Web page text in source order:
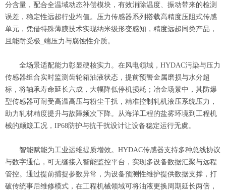
分含量，配合全温域动态补偿模块，有效消除温度、振动带来的检测
误差，稳定性远超行业均值。压力传感器系列搭载高精度压阻式传感
单元，凭借特殊薄膜技术实现纳米级形变感知，精度远超同类产品，
且能耐受极_端压力与腐蚀性介质。
全场景适配能力彰显硬核实力。在风电领域，HYDAC污染与压力
传感器组合实时监测齿轮箱油液状态，提前预警金属磨损与水分超
标，将轴承寿命延长六成，大幅降低停机损耗；冶金场景中，其防爆
型传感器可耐受高温高压与粉尘干扰，精准控制轧机液压系统压力，
助力轧材精度提升与故障频次下降。从海洋工程的盐雾环境到工程机
械的颠簸工况，IP68防护与抗干扰设计让设备稳定运行无虞。
智能赋能为工业运维提质增效。HYDAC传感器支持多种总线协议
与数字通信，可无缝接入智能监控平台，实现多设备数据汇聚与远程
管控。通过提前捕捉参数异常，为设备预测性维护提供数据支撑，打
破传统事后维修模式，在工程机械领域可将油液更换周期延长两倍，